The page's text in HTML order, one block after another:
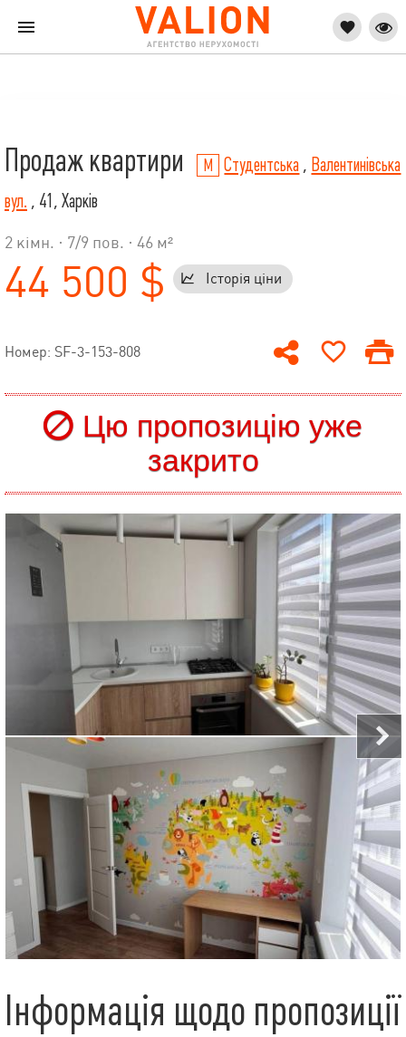
Продаж квартири Студентська , Валентинівська
вул. , 41, Харків
2 кімн. · 7/9 пов. · 46 м²
44 500 $ Історія ціни
Номер: SF-3-153-808
Цю пропозицію уже
закрито
Інформація щодо пропозиції